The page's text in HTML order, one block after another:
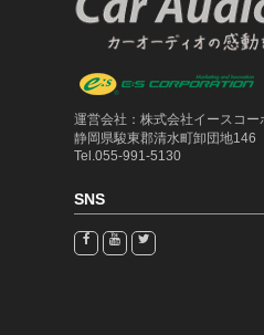
運営会社：株式会社イースコー
静岡県駿東郡清水町卸団地146
Tel.055-991-5130
SNS